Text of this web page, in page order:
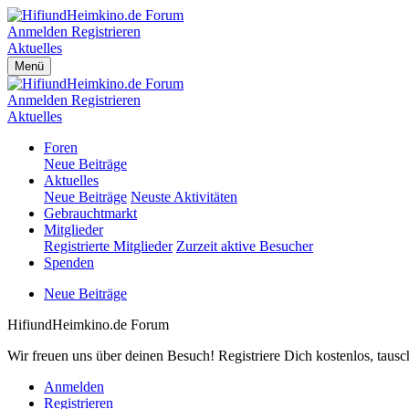
Anmelden Registrieren
Aktuelles
Menü
Anmelden Registrieren
Aktuelles
Foren
Neue Beiträge
Aktuelles
Neue Beiträge Neuste Aktivitäten
Gebrauchtmarkt
Mitglieder
Registrierte Mitglieder Zurzeit aktive Besucher
Spenden
Neue Beiträge
HifiundHeimkino.de Forum
Wir freuen uns über deinen Besuch! Registriere Dich kostenlos,
Anmelden
Registrieren